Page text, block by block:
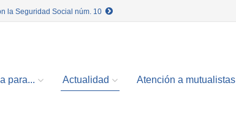
la Seguridad Social núm. 10
para... Actualidad Atención a mutualistas